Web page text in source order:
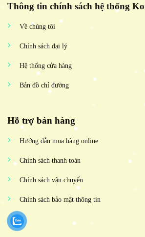
Thông tin chính sách hệ thống
Về chúng tôi
Chính sách đại lý
Hệ thống cửa hàng
Bản đồ chỉ đường
Hỗ trợ bán hàng
Hướng dẫn mua hàng online
Chính sách thanh toán
Chính sách vận chuyển
Chính sách bảo mật thông tin